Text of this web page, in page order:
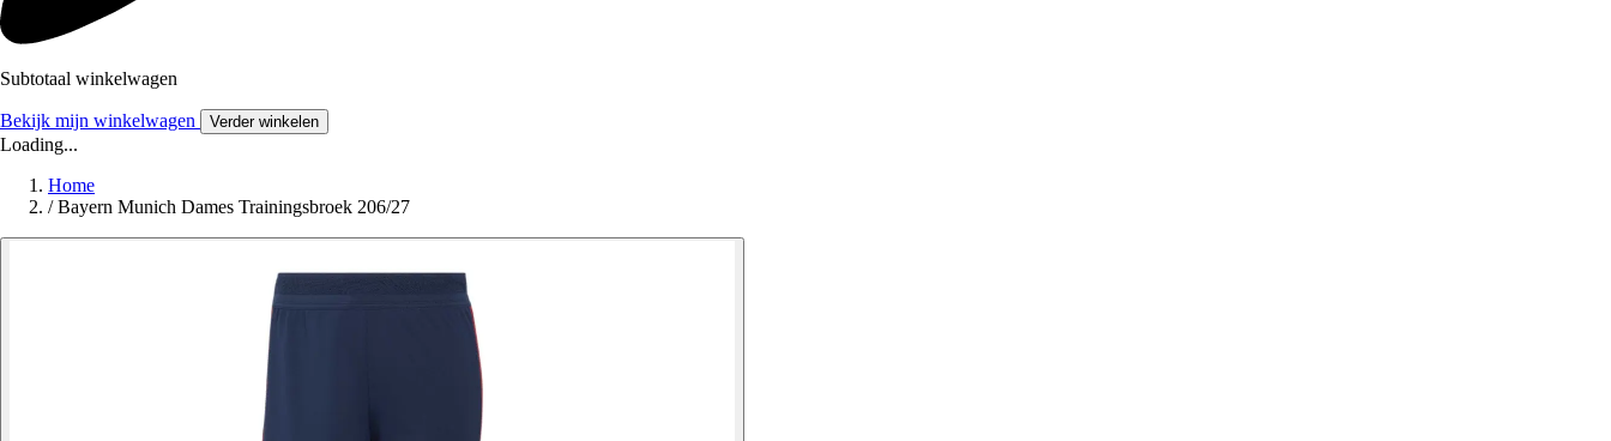
Subtotaal winkelwagen
Bekijk mijn winkelwagen Verder winkelen
Loading...
Home
/ Bayern Munich Dames Trainingsbroek 206/27